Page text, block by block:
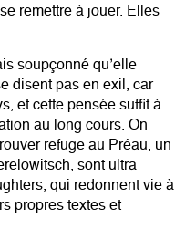
remettre à jouer. Elles
soupçonné qu’elle
disent pas en exil, car
et cette pensée suffit à
au long cours. On
refuge au Préau, un
sont ultra
qui redonnent vie à
propres textes et